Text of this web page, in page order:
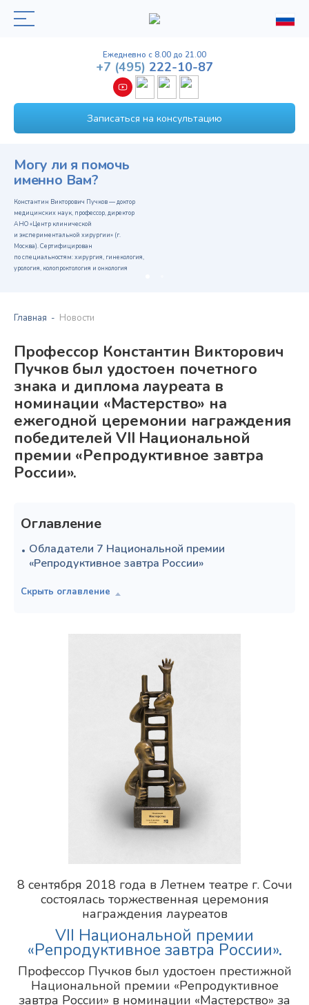
Ежедневно с 8.00 до 21.00
Записаться на консультацию
+7 (495) 222-10-87
Могу ли я помочь
именно Вам?
Константин Викторович Пучков — доктор
медицинских наук, профессор, директор
АНО «Центр клинической
и экспериментальной хирургии» (г.
Москва). Сертифицирован
по специальностям: хирургия, гинекология,
урология, колопроктология и онкология
Главная Новости
Профессор Константин Викторович
Пучков был удостоен почетного
знака и диплома лауреата в
номинации «Мастерство» на
ежегодной церемонии награждения
победителей VII Национальной
премии «Репродуктивное завтра
России».
Оглавление
Обладатели 7 Национальной премии
«Репродуктивное завтра России»
8 сентября 2018 года в Летнем театре г. Сочи
состоялась торжественная церемония
награждения лауреатов
VII Национальной премии
«Репродуктивное завтра России».
Профессор Пучков был удостоен престижной
Национальной премии «Репродуктивное
завтра России» в номинации «Мастерство» за